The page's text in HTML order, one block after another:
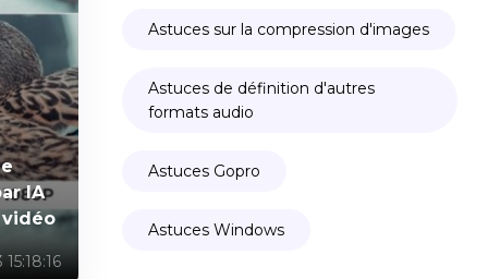
IA
Astuces sur la compression d'images
Astuces de définition d'autres
formats audio
Astuces Gopro
Astuces Windows